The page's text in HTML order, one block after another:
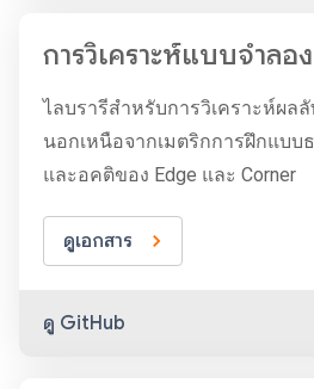
การวิเคราะห์แบบจำล
ไลบรารีสำหรับการวิเคราะห์ผล
นอกเหนือจากเมตริกการฝึกแบบ
และอคติของ Edge และ Corner
ดูเอกสาร
ดู GitHub